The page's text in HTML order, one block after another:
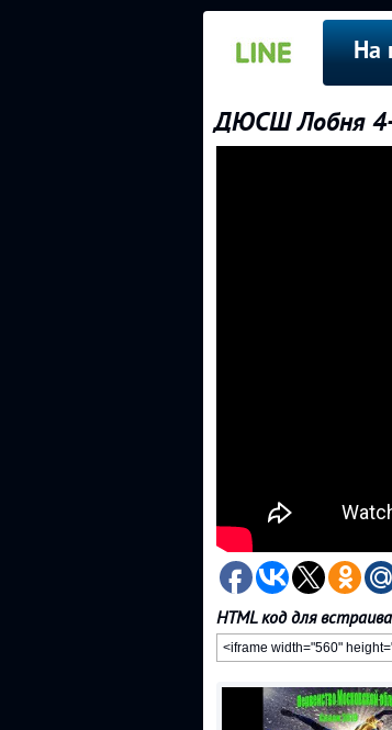
На
ДЮСШ Лобня
HTML код для